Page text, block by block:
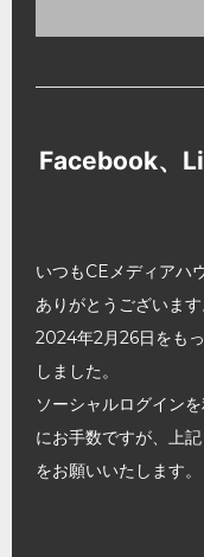
Facebook、
いつもCEメディアハ
ありがとうございます
2024年2月26日をも
しました。
ソーシャルログイン
にお手数ですが、上
をお願いいたします。